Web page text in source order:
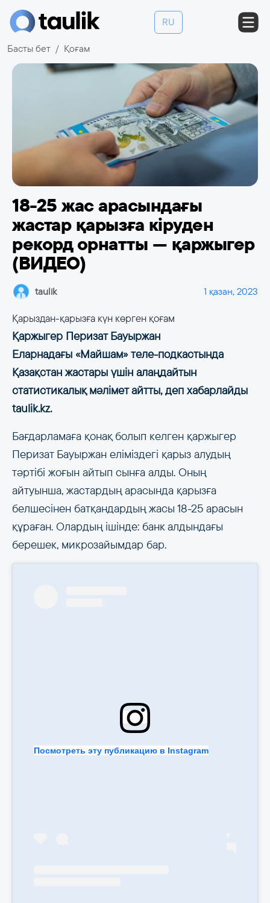
RU
Басты бет Қоғам
18-25 жас арасындағы
жастар қарызға кіруден
рекорд орнатты — қаржыгер
(ВИДЕО)
taulik 1 қазан, 2023
Қарыздан-қарызға күн көрген қоғам
Қаржыгер Перизат Бауыржан
Еларнадағы «Майшам» теле-подкастында
Қазақстан жастары үшін алаңдайтын
статистикалық мәлімет айтты, деп хабарлайды
taulik.kz.
Бағдарламаға қонақ болып келген қаржыгер
Перизат Бауыржан еліміздегі қарыз алудың
тәртібі жоғын айтып сынға алды. Оның
айтуынша, жастардың арасында қарызға
белшесінен батқандардың жасы 18-25 арасын
құраған. Олардың ішінде: банк алдындағы
берешек, микрозайымдар бар.
Посмотреть эту публикацию в Instagram